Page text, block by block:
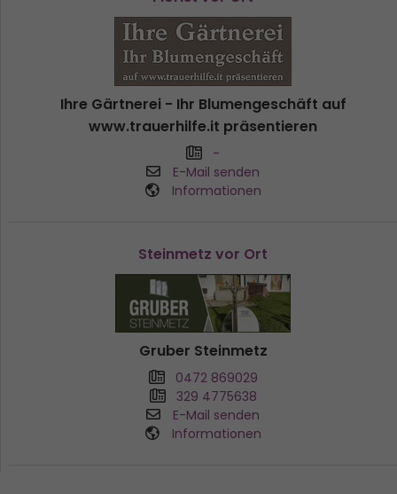
Ihre Gärtnerei - Ihr Blumengeschäft auf
www.trauerhilfe.it präsentieren
-
E-Mail senden
Informationen
Steinmetz vor Ort
Gruber Steinmetz
0472 869029
329 4775638
E-Mail senden
Informationen